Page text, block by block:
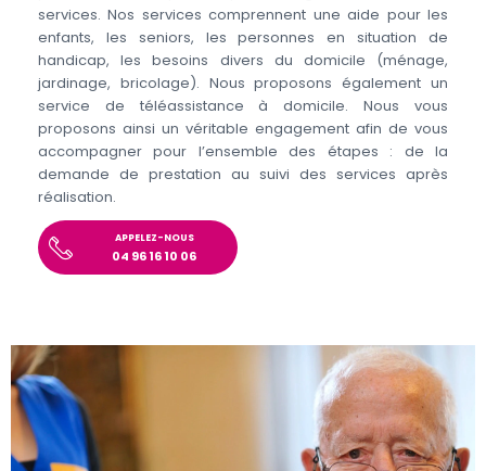
services. Nos services comprennent une aide pour les
enfants, les seniors, les personnes en situation de
handicap, les besoins divers du domicile (ménage,
jardinage, bricolage). Nous proposons également un
service de téléassistance à domicile. Nous vous
proposons ainsi un véritable engagement afin de vous
accompagner pour l’ensemble des étapes : de la
demande de prestation au suivi des services après
réalisation.
APPELEZ-NOUS
04 96 16 10 06